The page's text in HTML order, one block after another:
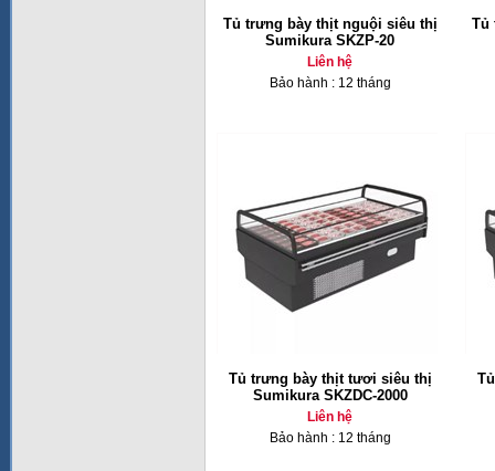
Tủ trưng bày thịt nguội siêu thị
Sumikura SKZP-20
Liên hệ
Bảo hành : 12 tháng
Tủ
Tủ trưng bày thịt tươi siêu thị
Sumikura SKZDC-2000
Liên hệ
Bảo hành : 12 tháng